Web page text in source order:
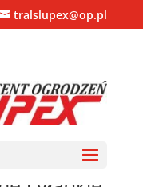
tralslupex@op.pl